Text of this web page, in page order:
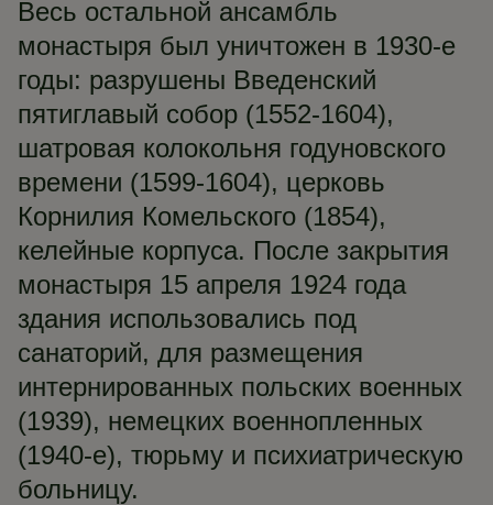
Весь остальной ансамбль
монастыря был уничтожен в 1930-е
годы: разрушены Введенский
пятиглавый собор (1552-1604),
шатровая колокольня годуновского
времени (1599-1604), церковь
Корнилия Комельского (1854),
келейные корпуса. После закрытия
монастыря 15 апреля 1924 года
здания использовались под
санаторий, для размещения
интернированных польских военных
(1939), немецких военнопленных
(1940-е), тюрьму и психиатрическую
больницу.